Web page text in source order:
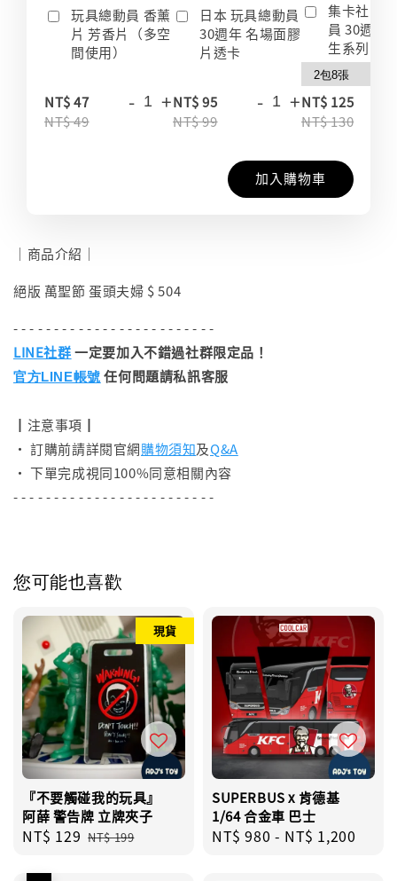
玩具總動員 香薰
片 芳香片（多空
間使用）
NT$ 47
NT$ 49
- +
日本 玩具總動員
30週年 名場面膠
片透卡
NT$ 95
NT$ 99
- +
集卡社 玩
員 30週年
生系列 收
NT$ 125
NT$ 130
加入購物車
｜商品介紹｜
絕版 萬聖節 蛋頭夫婦 $ 504
- - - - - - - - - - - - - - - - - - - - - - - - -
LINE社群一定要加入不錯過社群限定品！
官方LINE帳號 任何問題請私訊客服
┃注意事項┃
• 訂購前請詳閱官網購物須知及Q&A
• 下單完成視同100%同意相關內容
- - - - - - - - - - - - - - - - - - - - - - - - -
您可能也喜歡
現貨
『不要觸碰我的玩具』
阿薛 警告牌 立牌夾子
Sale
NT$ 129 Regular
NT$ 199
SUPERBUS x 肯德基
1/64 合金車 巴士
Regular
NT$ 980 - NT$ 1,200